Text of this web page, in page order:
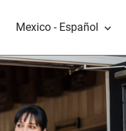
Mexico - Español